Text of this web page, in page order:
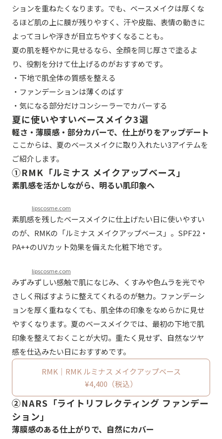
ションを重ねたくなります。でも、ベースメイクは厚くな
るほど肌の上に膜が残りやすく、汗や皮脂、表情の動きに
よってヨレや浮きが目立ちやすくなることも。
夏の肌を軽やかに見せるなら、全顔を同じ厚さで塗るよ
り、役割を分けて仕上げるのがおすすめです。
・下地で肌全体の質感を整える
・ファンデーションは薄くのばす
・気になる部分だけコンシーラーでカバーする
夏に使いやすいベースメイク3選
軽さ・薄膜感・部分カバーで、仕上がりをアップデート
ここからは、夏のベースメイクに取り入れたい3アイテムを
ご紹介します。
①RMK「ルミナス メイクアップベース」
素肌感を活かしながら、明るい肌印象へ
lipscosme.com
素肌感を残したベースメイクに仕上げたい日に使いやすい
のが、RMKの「ルミナス メイクアップベース」。SPF22・
PA++のUVカット効果を備えた化粧下地です。
lipscosme.com
みずみずしい感触で肌になじみ、くすみや色ムラを光でや
さしく飛ばすように整えてくれるのが魅力。ファンデーシ
ョンを厚く重ねなくても、肌全体の印象をなめらかに見せ
やすくなります。夏のベースメイクでは、最初の下地で肌
印象を整えておくことが大切。重たく見せず、自然なツヤ
感を仕込みたい日におすすめです。
RMK｜RMK ルミナス メイクアップベース
¥4,400（税込）
②NARS「ライトリフレクティング ファンデー
ション」
薄膜感のある仕上がりで、自然にカバー